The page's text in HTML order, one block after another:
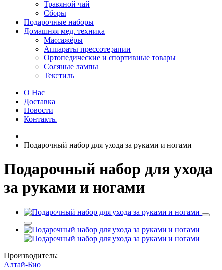
Травяной чай
Сборы
Подарочные наборы
Домашняя мед. техника
Массажёры
Аппараты прессотерапии
Ортопедические и спортивные товары
Соляные лампы
Текстиль
О Нас
Доставка
Новости
Контакты
Подарочный набор для ухода за руками и ногами
Подарочный набор для ухода
за руками и ногами
Производитель:
Алтай-Био